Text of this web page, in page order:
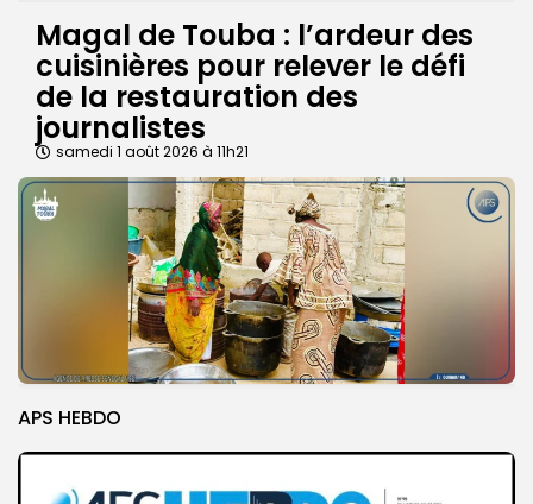
Magal de Touba : l’ardeur des
cuisinières pour relever le défi
de la restauration des
journalistes
samedi 1 août 2026 à 11h21
APS HEBDO